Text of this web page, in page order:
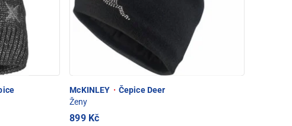
McKINLEY · Čepice Deer
Ženy
899 Kč